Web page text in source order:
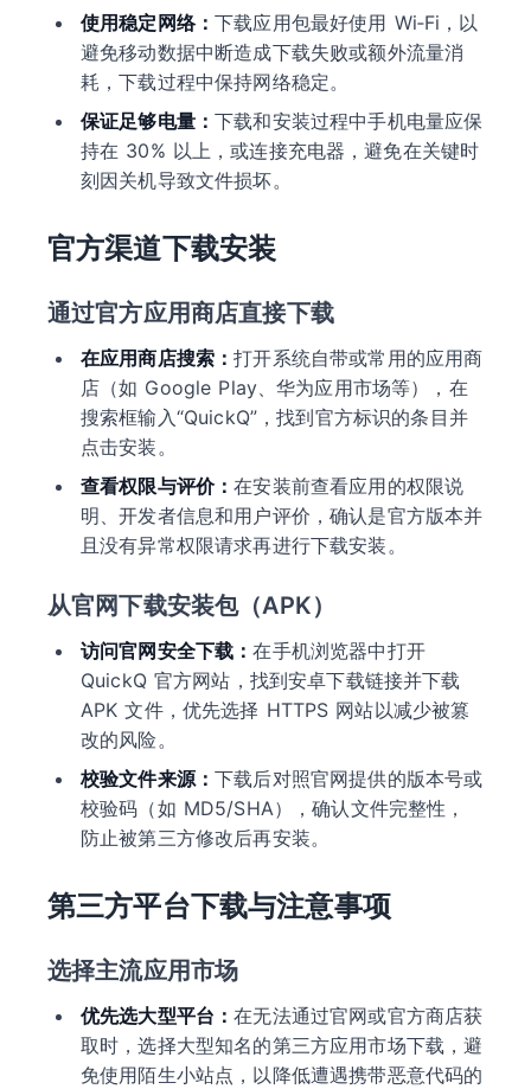
使用稳定网络：下载应用包最好使用 Wi‑Fi，以
避免移动数据中断造成下载失败或额外流量消
耗，下载过程中保持网络稳定。
保证足够电量：下载和安装过程中手机电量应保
持在 30% 以上，或连接充电器，避免在关键时
刻因关机导致文件损坏。
官方渠道下载安装
通过官方应用商店直接下载
在应用商店搜索：打开系统自带或常用的应用商
店（如 Google Play、华为应用市场等），在
搜索框输入“QuickQ”，找到官方标识的条目并
点击安装。
查看权限与评价：在安装前查看应用的权限说
明、开发者信息和用户评价，确认是官方版本并
且没有异常权限请求再进行下载安装。
从官网下载安装包（APK）
访问官网安全下载：在手机浏览器中打开
QuickQ 官方网站，找到安卓下载链接并下载
APK 文件，优先选择 HTTPS 网站以减少被篡
改的风险。
校验文件来源：下载后对照官网提供的版本号或
校验码（如 MD5/SHA），确认文件完整性，
防止被第三方修改后再安装。
第三方平台下载与注意事项
选择主流应用市场
优先选大型平台：在无法通过官网或官方商店获
取时，选择大型知名的第三方应用市场下载，避
免使用陌生小站点，以降低遭遇携带恶意代码的